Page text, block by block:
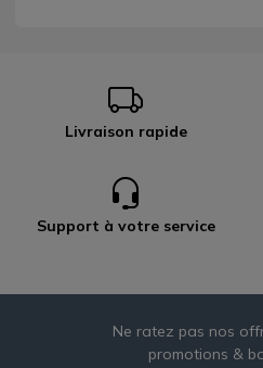
Livraison rapide
Support à votre service
Ne ratez pas nos
promotions &